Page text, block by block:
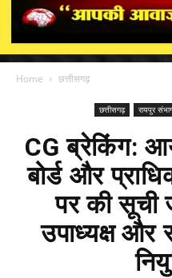
Home छत्तीसगढ़
छत्तीसगढ़ रायपुर
CG ब्रेकिंग:
बोर्ड और
पर की सूची
उपाध्यक्ष और